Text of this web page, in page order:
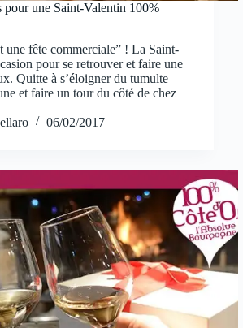
pour une Saint-Valentin 100%
une fête commerciale” ! La Saint-
pour se retrouver et faire une
Quitte à s’éloigner du tumulte
et faire un tour du côté de chez
06/02/2017